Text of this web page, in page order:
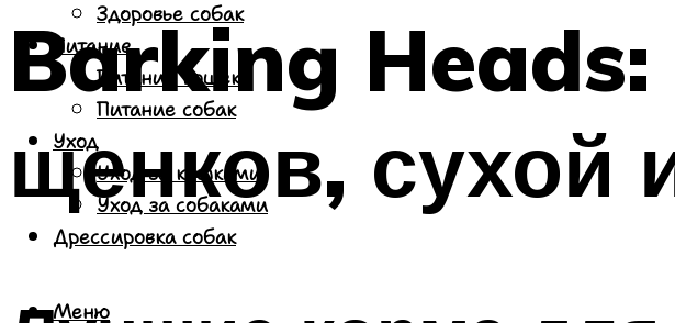
Здоровье собак
Питание
Питание кошек
Питание собак
Уход
Уход за кошками
Уход за собаками
Дрессировка собак
Меню
Barking Heads:
щенков, сухой